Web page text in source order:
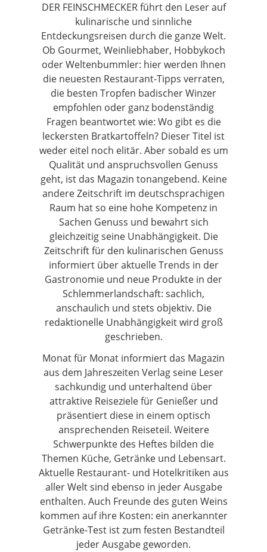
DER FEINSCHMECKER führt den Leser auf
kulinarische und sinnliche
Entdeckungsreisen durch die ganze Welt.
Ob Gourmet, Weinliebhaber, Hobbykoch
oder Weltenbummler: hier werden Ihnen
die neuesten Restaurant-Tipps verraten,
die besten Tropfen badischer Winzer
empfohlen oder ganz bodenständig
Fragen beantwortet wie: Wo gibt es die
leckersten Bratkartoffeln? Dieser Titel ist
weder eitel noch elitär. Aber sobald es um
Qualität und anspruchsvollen Genuss
geht, ist das Magazin tonangebend. Keine
andere Zeitschrift im deutschsprachigen
Raum hat so eine hohe Kompetenz in
Sachen Genuss und bewahrt sich
gleichzeitig seine Unabhängigkeit. Die
Zeitschrift für den kulinarischen Genuss
informiert über aktuelle Trends in der
Gastronomie und neue Produkte in der
Schlemmerlandschaft: sachlich,
anschaulich und stets objektiv. Die
redaktionelle Unabhängigkeit wird groß
geschrieben.
Monat für Monat informiert das Magazin
aus dem Jahreszeiten Verlag seine Leser
sachkundig und unterhaltend über
attraktive Reiseziele für Genießer und
präsentiert diese in einem optisch
ansprechenden Reiseteil. Weitere
Schwerpunkte des Heftes bilden die
Themen Küche, Getränke und Lebensart.
Aktuelle Restaurant- und Hotelkritiken aus
aller Welt sind ebenso in jeder Ausgabe
enthalten. Auch Freunde des guten Weins
kommen auf ihre Kosten: ein anerkannter
Getränke-Test ist zum festen Bestandteil
jeder Ausgabe geworden.